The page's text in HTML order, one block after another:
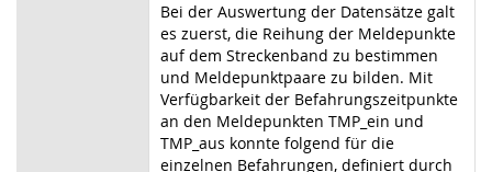
Bei der Auswertung der Datensätze galt
es zuerst, die Reihung der Meldepunkte
auf dem Streckenband zu bestimmen
und Meldepunktpaare zu bilden. Mit
Verfügbarkeit der Befahrungszeitpunkte
an den Meldepunkten TMP_ein und
TMP_aus konnte folgend für die
einzelnen Befahrungen, definiert durch